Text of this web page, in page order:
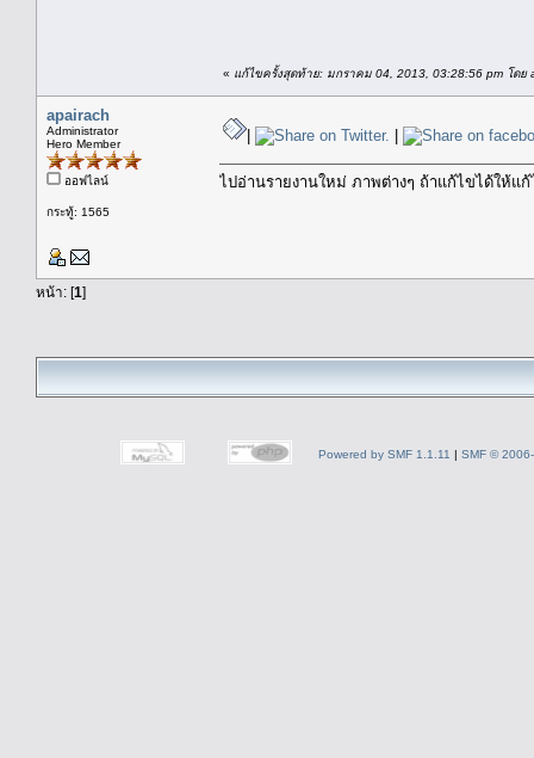
« แก้ไขครั้งสุดท้าย: มกราคม 04, 2013, 03:28:56 pm โดย
apairach
Administrator
Hero Member
ออฟไลน์
กระทู้: 1565
| |
ไปอ่านรายงานใหม่ ภาพต่างๆ ถ้าแก้ไขได้ให้
หน้า: [1]
Powered by SMF 1.1.11 | SMF ©